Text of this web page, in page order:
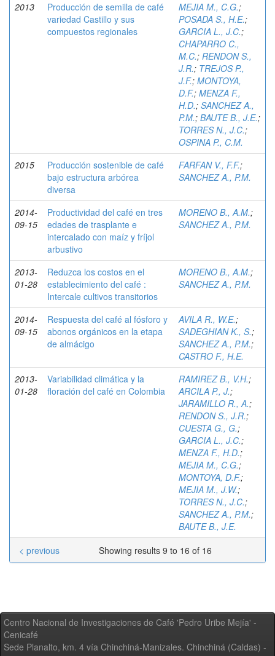
2013
Producción de semilla de café
variedad Castillo y sus
compuestos regionales
MEJIA M., C.G.;
POSADA S., H.E.;
GARCIA L., J.C.;
CHAPARRO C.,
M.C.; RENDON S.,
J.R.; TREJOS P.,
J.F.; MONTOYA,
D.F.; MENZA F.,
H.D.; SANCHEZ A.,
P.M.; BAUTE B., J.E.;
TORRES N., J.C.;
OSPINA P., C.M.
2015
Producción sostenible de café
bajo estructura arbórea
diversa
FARFAN V., F.F.;
SANCHEZ A., P.M.
2014-
09-15
Productividad del café en tres
edades de trasplante e
intercalado con maíz y fríjol
arbustivo
MORENO B., A.M.;
SANCHEZ A., P.M.
2013-
01-28
Reduzca los costos en el
establecimiento del café :
Intercale cultivos transitorios
MORENO B., A.M.;
SANCHEZ A., P.M.
2014-
09-15
Respuesta del café al fósforo y
abonos orgánicos en la etapa
de almácigo
AVILA R., W.E.;
SADEGHIAN K., S.;
SANCHEZ A., P.M.;
CASTRO F., H.E.
2013-
01-28
Variabilidad climática y la
floración del café en Colombia
RAMIREZ B., V.H.;
ARCILA P., J.;
JARAMILLO R., A.;
RENDON S., J.R.;
CUESTA G., G.;
GARCIA L., J.C.;
MENZA F., H.D.;
MEJIA M., C.G.;
MONTOYA, D.F.;
MEJIA M., J.W.;
TORRES N., J.C.;
SANCHEZ A., P.M.;
BAUTE B., J.E.
Showing results 9 to 16 of 16
< previous
Centro Nacional de Investigaciones de Café 'Pedro Uribe Mejía' -
Cenicafé
Sede Planalto, km. 4 vía Chinchiná-Manizales. Chinchiná (Caldas) -